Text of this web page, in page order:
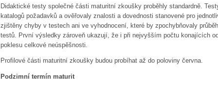
Didaktické testy společné části maturitní zkoušky proběhly standardně.
katalogů požadavků a ověřovaly znalosti a dovednosti stanovené pro
zjištěny chyby v testech ani ve vyhodnocení, které by zpochybňovaly
testů. První výsledky zároveň ukazují, že i při nejvyšším počtu konajících
poklesu celkové neúspěšnosti.
Profilové části maturitní zkoušky budou probíhat až do poloviny června.
Podzimní termín maturit